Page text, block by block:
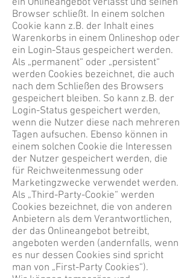
ein Onlineangebot verlässt und seinen
Browser schließt. In einem solchen
Cookie kann z.B. der Inhalt eines
Warenkorbs in einem Onlineshop oder
ein Login-Staus gespeichert werden.
Als „permanent“ oder „persistent“
werden Cookies bezeichnet, die auch
nach dem Schließen des Browsers
gespeichert bleiben. So kann z.B. der
Login-Status gespeichert werden,
wenn die Nutzer diese nach mehreren
Tagen aufsuchen. Ebenso können in
einem solchen Cookie die Interessen
der Nutzer gespeichert werden, die
für Reichweitenmessung oder
Marketingzwecke verwendet werden.
Als „Third-Party-Cookie“ werden
Cookies bezeichnet, die von anderen
Anbietern als dem Verantwortlichen,
der das Onlineangebot betreibt,
angeboten werden (andernfalls, wenn
es nur dessen Cookies sind spricht
man von „First-Party Cookies“).